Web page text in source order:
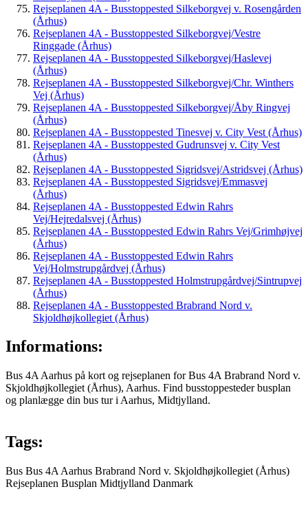
Rejseplanen 4A - Busstoppested Silkeborgvej v. Rosengården
(Århus)
Rejseplanen 4A - Busstoppested Silkeborgvej/Vestre
Ringgade (Århus)
Rejseplanen 4A - Busstoppested Silkeborgvej/Haslevej
(Århus)
Rejseplanen 4A - Busstoppested Silkeborgvej/Chr. Winthers
Vej (Århus)
Rejseplanen 4A - Busstoppested Silkeborgvej/Åby Ringvej
(Århus)
Rejseplanen 4A - Busstoppested Tinesvej v. City Vest (Århus)
Rejseplanen 4A - Busstoppested Gudrunsvej v. City Vest
(Århus)
Rejseplanen 4A - Busstoppested Sigridsvej/Astridsvej (Århus)
Rejseplanen 4A - Busstoppested Sigridsvej/Emmasvej
(Århus)
Rejseplanen 4A - Busstoppested Edwin Rahrs
Vej/Hejredalsvej (Århus)
Rejseplanen 4A - Busstoppested Edwin Rahrs Vej/Grimhøjvej
(Århus)
Rejseplanen 4A - Busstoppested Edwin Rahrs
Vej/Holmstrupgårdvej (Århus)
Rejseplanen 4A - Busstoppested Holmstrupgårdvej/Sintrupvej
(Århus)
Rejseplanen 4A - Busstoppested Brabrand Nord v.
Skjoldhøjkollegiet (Århus)
Informations:
Bus 4A Aarhus på kort og rejseplanen for Bus 4A Brabrand Nord v.
Skjoldhøjkollegiet (Århus), Aarhus. Find busstoppesteder busplan
og planlægge din bus tur i Aarhus, Midtjylland.
Tags:
Bus Bus 4A Aarhus Brabrand Nord v. Skjoldhøjkollegiet (Århus)
Rejseplanen Busplan Midtjylland Danmark